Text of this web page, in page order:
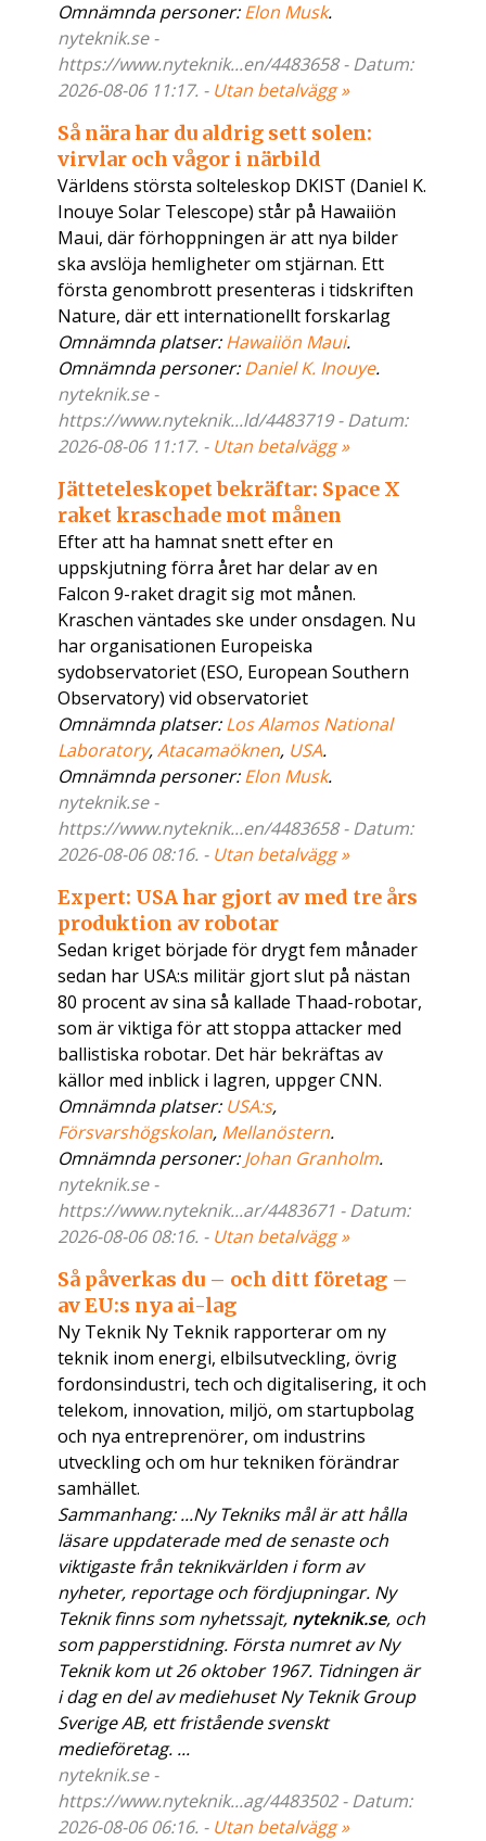
Omnämnda personer:Elon Musk.
nyteknik.se -
https://www.nyteknik...en/4483658 - Datum:
2026-08-06 11:17. - Utan betalvägg »
Så nära har du aldrig sett solen:
virvlar och vågor i närbild
Världens största solteleskop DKIST (Daniel K.
Inouye Solar Telescope) står på Hawaiiön
Maui, där förhoppningen är att nya bilder
ska avslöja hemligheter om stjärnan. Ett
första genombrott presenteras i tidskriften
Nature, där ett internationellt forskarlag
Omnämnda platser:Hawaiiön Maui.
Omnämnda personer:Daniel K. Inouye.
nyteknik.se -
https://www.nyteknik...ld/4483719 - Datum:
2026-08-06 11:17. - Utan betalvägg »
Jätteteleskopet bekräftar: Space X
raket kraschade mot månen
Efter att ha hamnat snett efter en
uppskjutning förra året har delar av en
Falcon 9-raket dragit sig mot månen.
Kraschen väntades ske under onsdagen. Nu
har organisationen Europeiska
sydobservatoriet (ESO, European Southern
Observatory) vid observatoriet
Omnämnda platser:Los Alamos National
Laboratory,Atacamaöknen, USA.
Omnämnda personer:Elon Musk.
nyteknik.se -
https://www.nyteknik...en/4483658 - Datum:
2026-08-06 08:16. - Utan betalvägg »
Expert: USA har gjort av med tre års
produktion av robotar
Sedan kriget började för drygt fem månader
sedan har USA:s militär gjort slut på nästan
80 procent av sina så kallade Thaad-robotar,
som är viktiga för att stoppa attacker med
ballistiska robotar. Det här bekräftas av
källor med inblick i lagren, uppger CNN.
Omnämnda platser: USA:s,
Försvarshögskolan, Mellanöstern.
Omnämnda personer:Johan Granholm.
nyteknik.se -
https://www.nyteknik...ar/4483671 - Datum:
2026-08-06 08:16. - Utan betalvägg »
Så påverkas du – och ditt företag –
av EU:s nya ai-lag
Ny Teknik Ny Teknik rapporterar om ny
teknik inom energi, elbilsutveckling, övrig
fordonsindustri, tech och digitalisering, it och
telekom, innovation, miljö, om startupbolag
och nya entreprenörer, om industrins
utveckling och om hur tekniken förändrar
samhället.
Sammanhang: ...Ny Tekniks mål är att hålla
läsare uppdaterade med de senaste och
viktigaste från teknikvärlden i form av
nyheter, reportage och fördjupningar. Ny
Teknik finns som nyhetssajt, nyteknik.se, och
som papperstidning. Första numret av Ny
Teknik kom ut 26 oktober 1967. Tidningen är
i dag en del av mediehuset Ny Teknik Group
Sverige AB, ett fristående svenskt
medieföretag. ...
nyteknik.se -
https://www.nyteknik...ag/4483502 - Datum:
2026-08-06 06:16. - Utan betalvägg »